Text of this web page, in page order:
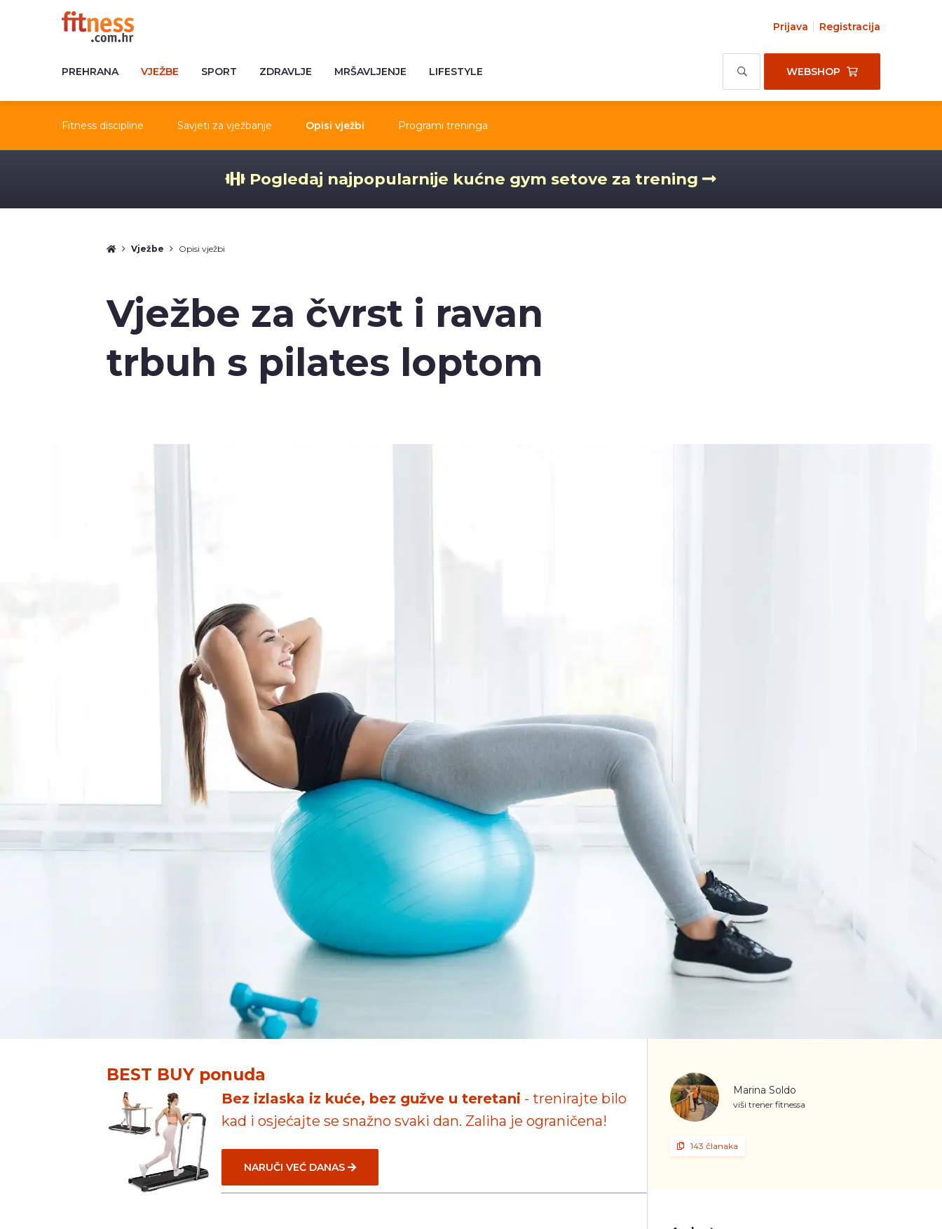
Prijava Registracija
PREHRANA VJEŽBE SPORT ZDRAVLJE MRŠAVLJENJE LIFESTYLE WEBSHOP
Fitness discipline Savjeti za vježbanje Opisi vježbi Programi treninga
Pogledaj najpopularnije kućne gym setove za trening
Vježbe Opisi vježbi
Vježbe za čvrst i ravan
trbuh s pilates loptom
BEST BUY ponuda
Bez izlaska iz kuće, bez gužve u teretani - trenirajte bilo
kad i osjećajte se snažno svaki dan. Zaliha je ograničena!
NARUČI VEĆ DANAS
Marina Soldo
viši trener fitnessa
143 članaka